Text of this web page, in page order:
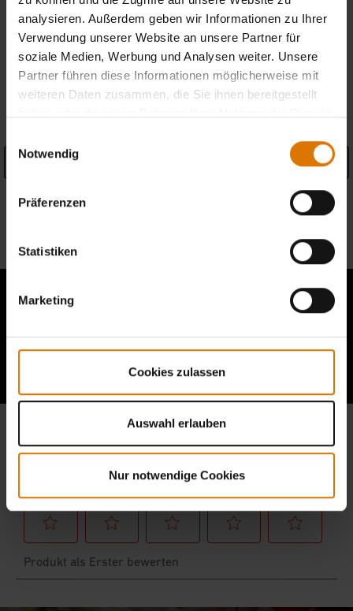
analysieren. Außerdem geben wir Informationen zu Ihrer
Verwendung unserer Website an unsere Partner für
soziale Medien, Werbung und Analysen weiter. Unsere
Partner führen diese Informationen möglicherweise mit
weiteren Daten zusammen, die Sie ihnen bereitgestellt
Notwendig
Präferenzen
Statistiken
Marketing
Cookies zulassen
Auswahl erlauben
Nur notwendige Cookies
Händler finden
PRODUKTDETAILS
Berichte von anderen Grillern lesen